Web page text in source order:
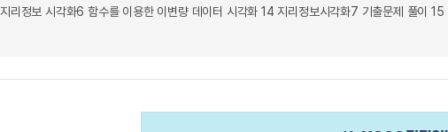
지리정보 시각화6 함수를 이용한 이변량 데이터 시각화 14 지리정보시각화7 기출문제 풀이